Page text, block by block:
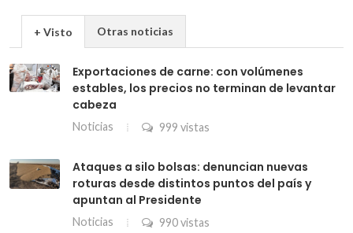
+ Visto Otras noticias
Exportaciones de carne: con volúmenes
estables, los precios no terminan de levantar
cabeza
Noticias 999 vistas
Ataques a silo bolsas: denuncian nuevas
roturas desde distintos puntos del país y
apuntan al Presidente
Noticias 990 vistas